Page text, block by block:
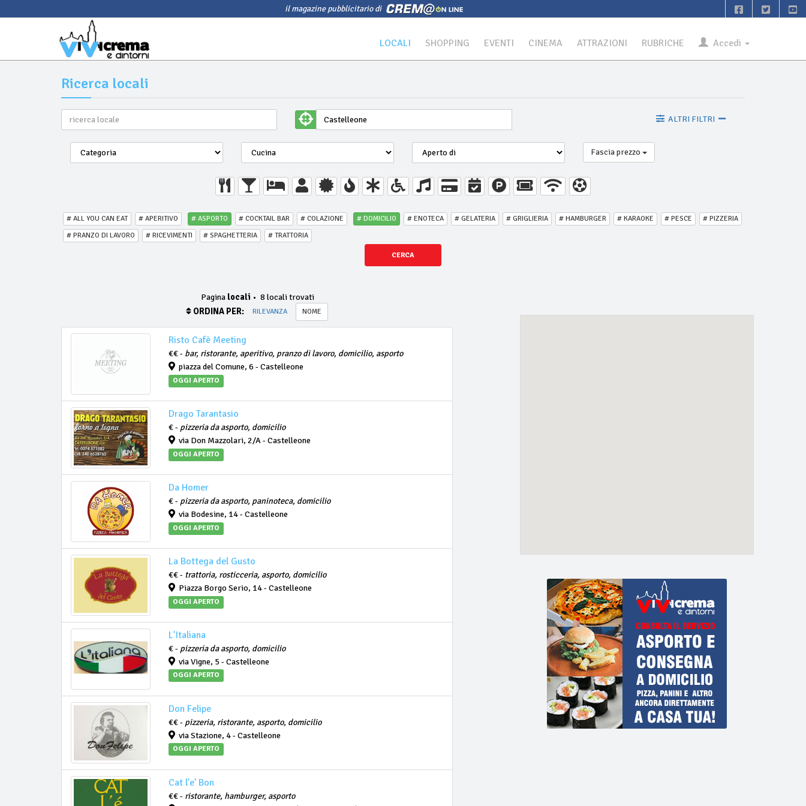
il magazine pubblicitario di
LOCALI SHOPPING EVENTI CINEMA ATTRAZIONI RUBRICHE Accedi
Ricerca locali
ALTRI FILTRI
Fascia prezzo
# ALL YOU CAN EAT # APERITIVO # ASPORTO # COCKTAIL BAR # COLAZIONE # DOMICILIO # ENOTECA # GELATERIA # GRIGLIERIA # HAMBURGER # KARAOKE # PESCE
# PIZZERIA
# PRANZO DI LAVORO
# RICEVIMENTI # SPAGHETTERIA # TRATTORIA
CERCA
Pagina locali • 8 locali trovati
ORDINA PER:
RILEVANZA NOME
Risto Cafè Meeting
€€ - bar, ristorante, aperitivo, pranzo di lavoro, domicilio, asporto
piazza del Comune, 6 - Castelleone
OGGI APERTO
Drago Tarantasio
€ - pizzeria da asporto, domicilio
via Don Mazzolari, 2/A - Castelleone
OGGI APERTO
Da Homer
€ - pizzeria da asporto, paninoteca, domicilio
via Bodesine, 14 - Castelleone
OGGI APERTO
La Bottega del Gusto
€€ - trattoria, rosticceria, asporto, domicilio
Piazza Borgo Serio, 14 - Castelleone
OGGI APERTO
L'Italiana
€ - pizzeria da asporto, domicilio
via Vigne, 5 - Castelleone
OGGI APERTO
Don Felipe
€€ - pizzeria, ristorante, asporto, domicilio
via Stazione, 4 - Castelleone
OGGI APERTO
Cat l'e' Bon
€€ - ristorante, hamburger, asporto